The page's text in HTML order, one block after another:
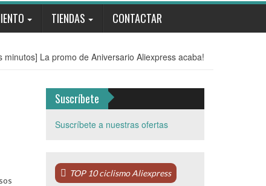
TIENDAS CONTACTAR
minutos] La promo de Aniversario Aliexpress acaba!
Suscríbete
Suscríbete a nuestras ofertas
TOP 10 ciclismo Aliexpress